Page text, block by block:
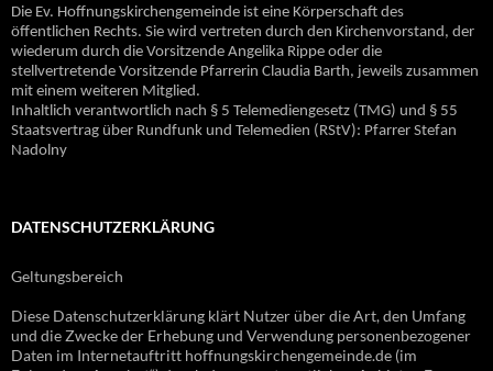
Die Ev. Hoffnungskirchengemeinde ist eine Körperschaft des
öffentlichen Rechts. Sie wird vertreten durch den Kirchenvorstand, der
wiederum durch die Vorsitzende Angelika Rippe oder die
stellvertretende Vorsitzende Pfarrerin Claudia Barth, jeweils zusammen
mit einem weiteren Mitglied.
Inhaltlich verantwortlich nach § 5 Telemediengesetz (TMG) und § 55
Staatsvertrag über Rundfunk und Telemedien (RStV): Pfarrer Stefan
Nadolny
DATENSCHUTZERKLÄRUNG
Geltungsbereich
Diese Datenschutzerklärung klärt Nutzer über die Art, den Umfang
und die Zwecke der Erhebung und Verwendung personenbezogener
Daten im Internetauftritt hoffnungskirchengemeinde.de (im